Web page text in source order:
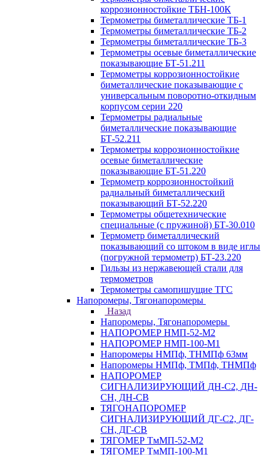
коррозионностойкие ТБН-100К
Термометры биметаллические ТБ-1
Термометры биметаллические ТБ-2
Термометры биметаллические ТБ-3
Термометры осевые биметаллические
показывающие БТ-51.211
Термометры коррозионностойкие
биметаллические показывающие с
универсальным поворотно-откидным
корпусом серии 220
Термометры радиальные
биметаллические показывающие
БТ-52.211
Термометры коррозионностойкие
осевые биметаллические
показывающие БТ-51.220
Термометр коррозионностойкий
радиальный биметаллический
показывающий БТ-52.220
Термометры общетехнические
специальные (с пружиной) БТ-30.010
Термометр биметаллический
показывающий со штоком в виде иглы
(погружной термометр) БТ-23.220
Гильзы из нержавеющей стали для
термометров
Термометры самопишущие ТГС
Напоромеры, Тягонапоромеры
Назад
Напоромеры, Тягонапоромеры
НАПОРОМЕР НМП-52-М2
НАПОРОМЕР НМП-100-М1
Напоромеры НМПф, ТНМПф 63мм
Напоромеры НМПф, ТМПф, ТНМПф
НАПОРОМЕР
СИГНАЛИЗИРУЮЩИЙ ДН-С2, ДН-
СН, ДН-СВ
ТЯГОНАПОРОМЕР
СИГНАЛИЗИРУЮЩИЙ ДГ-С2, ДГ-
СН, ДГ-СВ
ТЯГОМЕР ТмМП-52-М2
ТЯГОМЕР ТмМП-100-М1